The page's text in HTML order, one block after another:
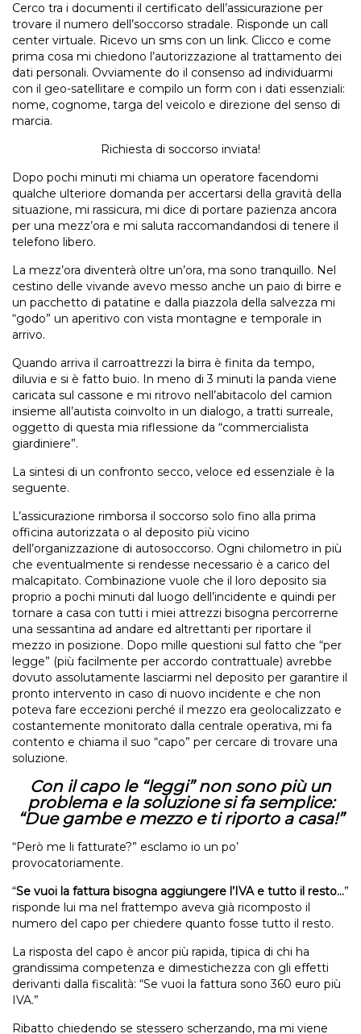
Cerco tra i documenti il certificato dell’assicurazione per
trovare il numero dell’soccorso stradale. Risponde un call
center virtuale. Ricevo un sms con un link. Clicco e come
prima cosa mi chiedono l’autorizzazione al trattamento dei
dati personali. Ovviamente do il consenso ad individuarmi
con il geo-satellitare e compilo un form con i dati essenziali:
nome, cognome, targa del veicolo e direzione del senso di
marcia.
Richiesta di soccorso inviata!
Dopo pochi minuti mi chiama un operatore facendomi
qualche ulteriore domanda per accertarsi della gravità della
situazione, mi rassicura, mi dice di portare pazienza ancora
per una mezz’ora e mi saluta raccomandandosi di tenere il
telefono libero.
La mezz’ora diventerà oltre un’ora, ma sono tranquillo. Nel
cestino delle vivande avevo messo anche un paio di birre e
un pacchetto di patatine e dalla piazzola della salvezza mi
“godo” un aperitivo con vista montagne e temporale in
arrivo.
Quando arriva il carroattrezzi la birra è finita da tempo,
diluvia e si è fatto buio. In meno di 3 minuti la panda viene
caricata sul cassone e mi ritrovo nell’abitacolo del camion
insieme all’autista coinvolto in un dialogo, a tratti surreale,
oggetto di questa mia riflessione da “commercialista
giardiniere”.
La sintesi di un confronto secco, veloce ed essenziale è la
seguente.
L’assicurazione rimborsa il soccorso solo fino alla prima
officina autorizzata o al deposito più vicino
dell’organizzazione di autosoccorso. Ogni chilometro in più
che eventualmente si rendesse necessario è a carico del
malcapitato. Combinazione vuole che il loro deposito sia
proprio a pochi minuti dal luogo dell’incidente e quindi per
tornare a casa con tutti i miei attrezzi bisogna percorrerne
una sessantina ad andare ed altrettanti per riportare il
mezzo in posizione. Dopo mille questioni sul fatto che “per
legge” (più facilmente per accordo contrattuale) avrebbe
dovuto assolutamente lasciarmi nel deposito per garantire il
pronto intervento in caso di nuovo incidente e che non
poteva fare eccezioni perché il mezzo era geolocalizzato e
costantemente monitorato dalla centrale operativa, mi fa
contento e chiama il suo “capo” per cercare di trovare una
soluzione.
Con il capo le “leggi” non sono più un
problema e la soluzione si fa semplice:
“Due gambe e mezzo e ti riporto a casa!”
“Però me li fatturate?” esclamo io un po’
provocatoriamente.
“Se vuoi la fattura bisogna aggiungere l’IVA e tutto il resto…”
risponde lui ma nel frattempo aveva già ricomposto il
numero del capo per chiedere quanto fosse tutto il resto.
La risposta del capo è ancor più rapida, tipica di chi ha
grandissima competenza e dimestichezza con gli effetti
derivanti dalla fiscalità: “Se vuoi la fattura sono 360 euro più
IVA.”
Ribatto chiedendo se stessero scherzando, ma mi viene